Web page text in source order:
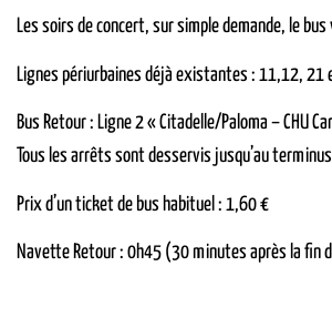
Les soirs de concert, sur simple demande, le bus
Lignes périurbaines déjà existantes : 11,12, 21
Bus Retour : Ligne 2 « Citadelle/Paloma – CHU
Tous les arrêts sont desservis jusqu’au
Prix d’un ticket de bus habituel : 1,60 €
Navette Retour : 0h45 (30 minutes après la fin